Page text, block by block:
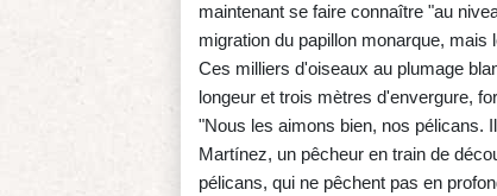
maintenant se faire connaître "au
migration du papillon monarque,
Ces milliers d'oiseaux au plumage
longeur et trois mètres d'envergure,
"Nous les aimons bien, nos pélicans.
Martínez, un pêcheur en train de
pélicans, qui ne pêchent pas en